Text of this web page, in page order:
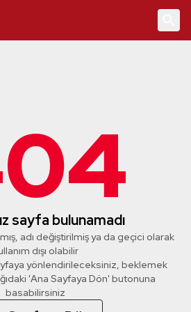
sayfa bulunamadı
adı değiştirilmiş ya da geçici olarak
dışı olabilir
yönlendirileceksiniz, beklemek
'Ana Sayfaya Dön' butonuna
basabilirsiniz